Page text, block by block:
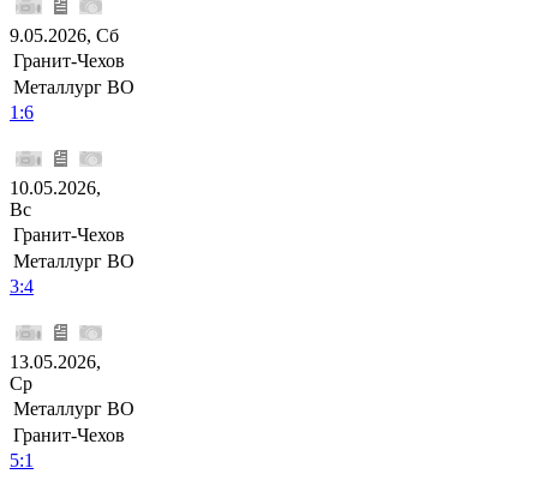
9.05.2026, Сб
Гранит-Чехов
Металлург ВО
1:6
10.05.2026,
Вс
Гранит-Чехов
Металлург ВО
3:4
13.05.2026,
Ср
Металлург ВО
Гранит-Чехов
5:1